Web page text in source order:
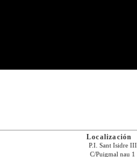
Localización
P.I. Sant Isidre III
C/Puigmal nau 1